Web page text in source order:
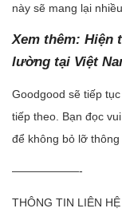
này sẽ mang lại
Xem thêm: Hiện
lường tại Việt
Goodgood sẽ tiếp
tiếp theo. Bạn đọc
để không bỏ lỡ thông
——————-
THÔNG TIN LIÊN HỆ